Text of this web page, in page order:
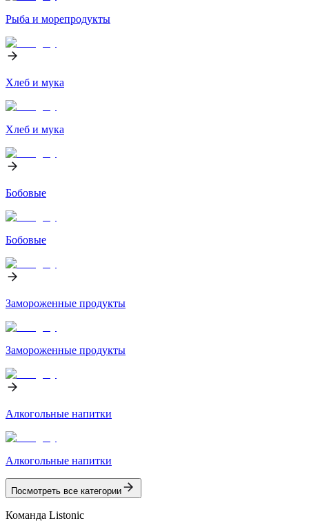
Рыба и морепродукты
Хлеб и мука
Хлеб и мука
Бобовые
Бобовые
Замороженные продукты
Замороженные продукты
Алкогольные напитки
Алкогольные напитки
Посмотреть все категории
Команда Listonic